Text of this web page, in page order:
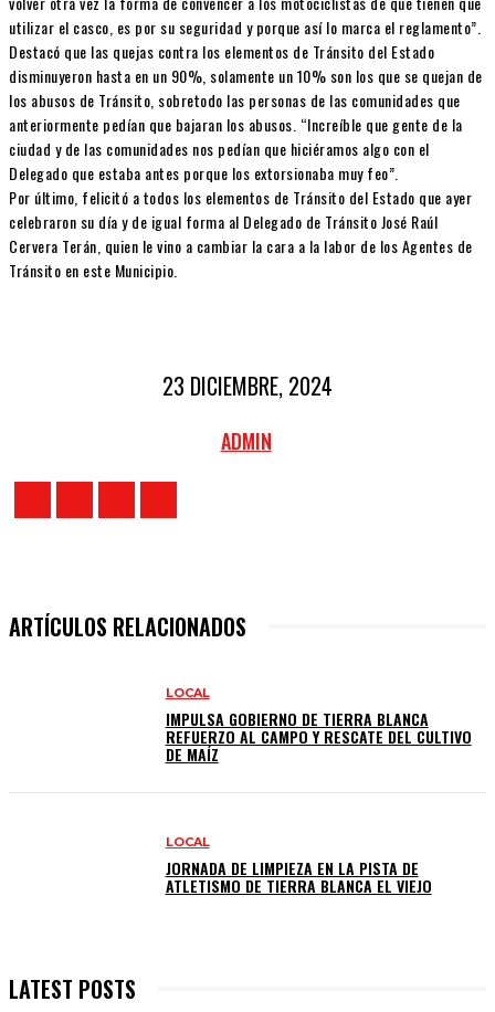
utilizar el casco, es por su seguridad y porque así lo marca el reglamento”.
Destacó que las quejas contra los elementos de Tránsito del Estado
disminuyeron hasta en un 90%, solamente un 10% son los que se quejan de
los abusos de Tránsito, sobretodo las personas de las comunidades que
anteriormente pedían que bajaran los abusos. “Increíble que gente de la
ciudad y de las comunidades nos pedían que hiciéramos algo con el
Delegado que estaba antes porque los extorsionaba muy feo”.
Por último, felicitó a todos los elementos de Tránsito del Estado que ayer
celebraron su día y de igual forma al Delegado de Tránsito José Raúl
Cervera Terán, quien le vino a cambiar la cara a la labor de los Agentes de
Tránsito en este Municipio.
23 DICIEMBRE, 2024
ADMIN
ARTÍCULOS RELACIONADOS
LOCAL
IMPULSA GOBIERNO DE TIERRA BLANCA
REFUERZO AL CAMPO Y RESCATE DEL CULTIVO
DE MAÍZ
LOCAL
JORNADA DE LIMPIEZA EN LA PISTA DE
ATLETISMO DE TIERRA BLANCA EL VIEJO
LATEST POSTS